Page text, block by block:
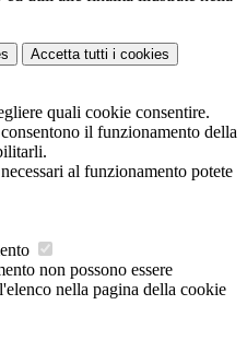
Accetta tutti i cookies
quali cookie consentire.
il funzionamento della
al funzionamento potete
non possono essere
nella pagina della cookie